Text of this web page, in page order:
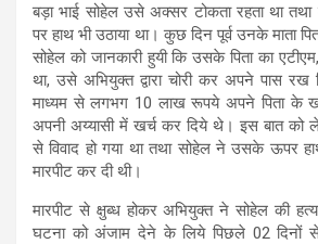
बड़ा भाई सोहेल उसे अक्सर टोकता रहता था तथा
पर हाथ भी उठाया था। कुछ दिन पूर्व उनके माता
सोहेल को जानकारी हुयी कि उसके पिता का
था, उसे अभियुक्त द्वारा चोरी कर अपने पास रख
माध्यम से लगभग 10 लाख रूपये अपने पिता के
अपनी अय्यासी में खर्च कर दिये थे। इस बात को
से विवाद हो गया था तथा सोहेल ने उसके ऊपर
मारपीट कर दी थी।
मारपीट से क्षुब्ध होकर अभियुक्त ने सोहेल की
घटना को अंजाम देने के लिये पिछले 02 दिनों